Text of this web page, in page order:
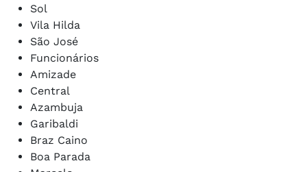
Sol
Vila Hilda
São José
Funcionários
Amizade
Central
Azambuja
Garibaldi
Braz Caino
Boa Parada